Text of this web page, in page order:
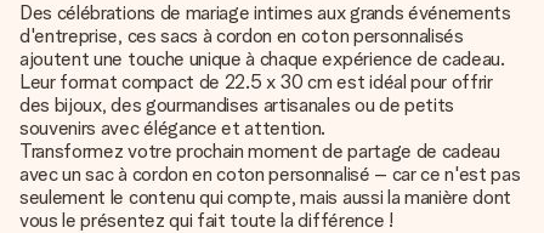
Des célébrations de mariage intimes aux grands événements
d'entreprise, ces sacs à cordon en coton personnalisés
ajoutent une touche unique à chaque expérience de cadeau.
Leur format compact de 22.5 x 30 cm est idéal pour offrir
des bijoux, des gourmandises artisanales ou de petits
souvenirs avec élégance et attention.
Transformez votre prochain moment de partage de cadeau
avec un sac à cordon en coton personnalisé – car ce n'est pas
seulement le contenu qui compte, mais aussi la manière dont
vous le présentez qui fait toute la différence !